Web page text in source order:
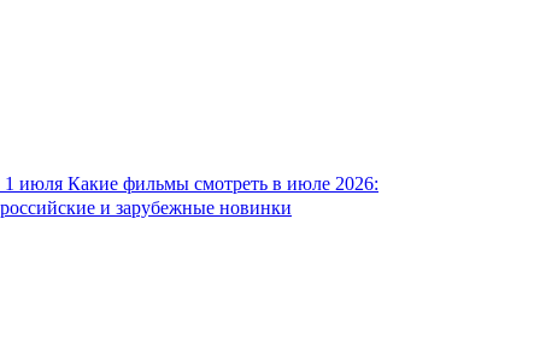
1 июля Какие фильмы смотреть в июле 2026:
российские и зарубежные новинки